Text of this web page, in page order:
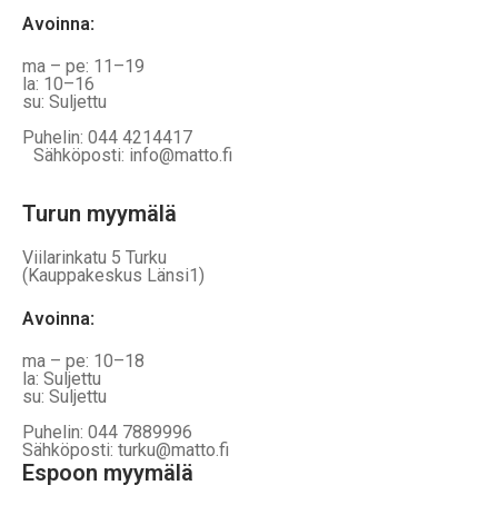
Avoinna:
ma – pe: 11–19
la: 10–16
su: Suljettu
Puhelin: 044 4214417
Sähköposti: info@matto.fi
Turun myymälä
Viilarinkatu 5 Turku
(Kauppakeskus Länsi1)
Avoinna:
ma – pe: 10–18
la: Suljettu
su: Suljettu
Puhelin: 044 7889996
Sähköposti: turku@matto.fi
Espoon myymälä